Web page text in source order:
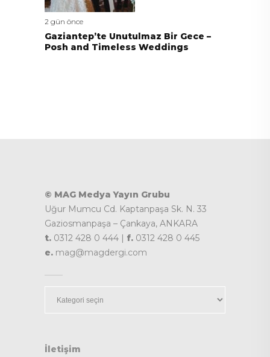
2 gün önce
Gaziantep’te Unutulmaz Bir Gece –
Posh and Timeless Weddings
© MAG Medya Yayın Grubu
Uğur Mumcu Cd. Kaptanpaşa Sk. N. 33
Gaziosmanpaşa – Çankaya, ANKARA
t. 0312 428 0 444 | f. 0312 428 0 445
e. mag@magdergi.com
İletişim